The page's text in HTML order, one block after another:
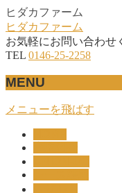
ヒダカファーム
ヒダカファーム
お気軽にお問い合わせ
TEL 0146-25-2258
MENU
メニューを飛ばす